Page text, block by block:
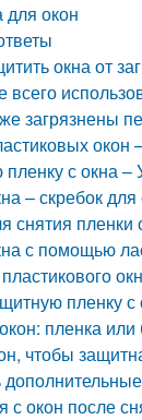
окон
окна от
загрязнены
с окна –
– скребок
снятия пленки
с помощью
пленку
пленка или
чтобы
с окон после